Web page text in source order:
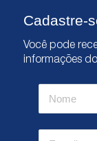
Cadastre-
Você pode
informações